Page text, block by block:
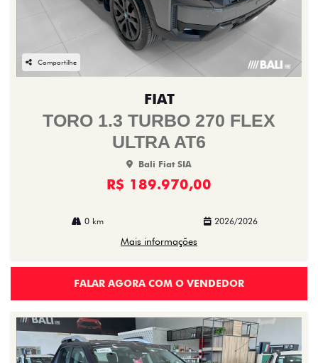
Compartilhe
FIAT
TORO 1.3 TURBO 270 FLEX
ULTRA AT6
Bali Fiat SIA
R$ 189.970,00
0 km 2026/2026
Mais informações
FALAR AGORA COM O VENDEDOR